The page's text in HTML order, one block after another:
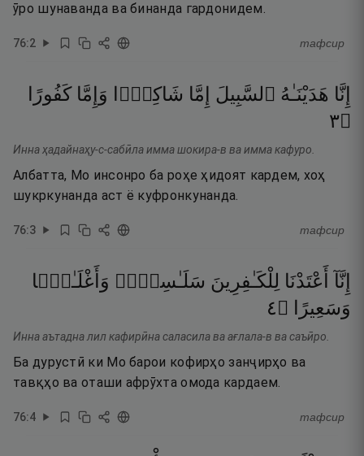
ӯро шунаванда ва бинанда гардонидем.
76:2 тафсир
إِنَّا هَدَيْنَـٰهُ ٱلسَّبِيلَ إِمَّا شَاكِرًۭا وَإِمَّا كَفُورًا
۝٣
Инна ҳадайнаҳу-с-сабӣла имма шокира-в ва имма кафуро.
Албатта, Мо инсонро ба роҳе ҳидоят кардем, хоҳ
шукркунанда аст ё куфронкунанда.
76:3 тафсир
إِنَّآ أَعْتَدْنَا لِلْكَـٰفِرِينَ سَلَـٰسِلَا۟ وَأَغْلَـٰلًۭا
وَسَعِيرًا
۝٤
Инна аътадна лил кафирӣна саласила ва ағлала-в ва саъӣро.
Ба дурустӣ ки Мо барои кофирҳо занҷирҳо ва
тавқҳо ва оташи афрӯхта омода кардаем.
76:4 тафсир